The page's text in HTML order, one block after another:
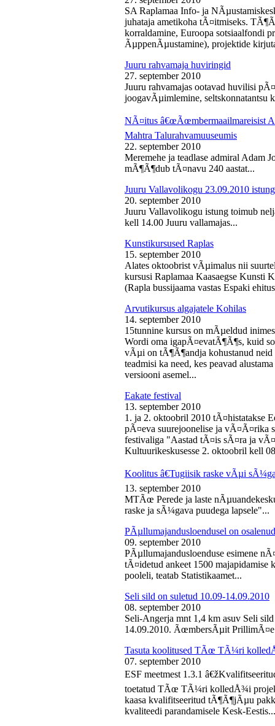
SA Raplamaa Info- ja
juhataja ametikoha tÃ¤itmiseks.
korraldamine, Euroopa sotsiaalfondi
ÃµppenÃµustamine), projektide
Juuru rahvamaja huviringid
27. september 2010
Juuru rahvamajas ootavad huvilisi
joogavÃµimlemine, seltskonnatantsu
NÃ¤itus â€œÃœmbermaailmareisist
Mahtra Talurahvamuuseumis
22. september 2010
Meremehe ja teadlase admiral Adam
mÃ¶Ã¶dub tÃ¤navu 240 aastat...
Juuru Vallavolikogu 23.09.2010 istung
20. september 2010
Juuru Vallavolikogu istung toimub
kell 14.00 Juuru vallamajas...
Kunstikursused Raplas
15. september 2010
Alates oktoobrist vÃµimalus nii
kursusi Raplamaa Kaasaegse Kunsti
(Rapla bussijaama vastas Espaki
Arvutikursus algajatele Kohilas
14. september 2010
15tunnine kursus on mÃµeldud
Wordi oma igapÃ¤evatÃ¶Ã¶s, kuid
vÃµi on tÃ¶Ã¶andja kohustanud neid
teadmisi ka need, kes peavad
versiooni asemel...
Eakate festival
13. september 2010
1. ja 2. oktoobril 2010 tÃ¤histatakse
pÃ¤eva suurejoonelise ja vÃ¤Ã¤rika
festivaliga "Aastad tÃ¤is sÃ¤ra ja
Kultuurikeskusesse 2. oktoobril kell
Koolitus â€Tugiisik raske vÃµi
13. september 2010
MTÃœ Perede ja laste
raske ja sÃ¼gava puudega lapsele"...
PÃµllumajandusloendusel on
09. september 2010
PÃµllumajandusloenduse esimene
tÃ¤idetud ankeet 1500 majapidamise
pooleli, teatab Statistikaamet...
Seli sild on suletud 10.09-14.09.2010
08. september 2010
Seli-Angerja mnt 1,4 km asuv Seli
14.09.2010. ÃœmbersÃµit
Tasuta koolitused TÃœ TÃ¼ri
07. september 2010
ESF meetmest 1.3.1
toetatud TÃœ TÃ¼ri kolledÅ¾i
kaasa kvalifitseeritud tÃ¶Ã¶jÃµu
kvaliteedi parandamisele Kesk-Eestis...